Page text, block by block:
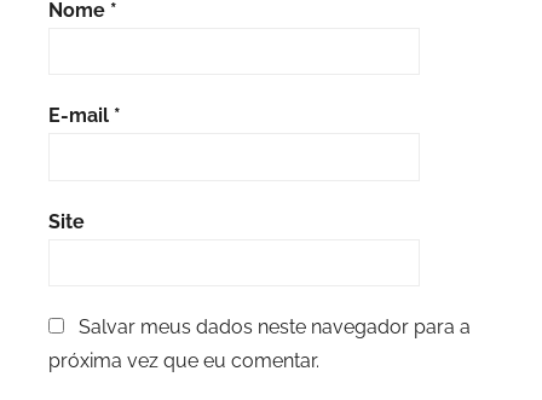
Nome *
E-mail *
Site
Salvar meus dados neste navegador para a
próxima vez que eu comentar.